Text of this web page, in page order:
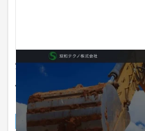
愛知県名古屋市で、昭
工事現場の重機作業を
きた双和テクノ株式会
企業サイト 建設・工務店・住